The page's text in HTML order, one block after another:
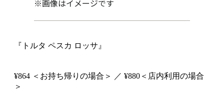
※画像はイメージです
『トルタ ペスカ ロッサ』
¥864 ＜お持ち帰りの場合＞ ／ ¥880＜店内利用の場合
＞